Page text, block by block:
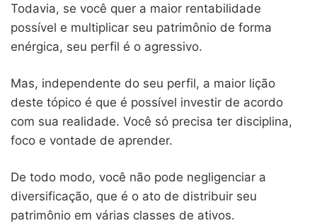
Todavia, se você quer a maior rentabilidade
possível e multiplicar seu patrimônio de forma
enérgica, seu perfil é o agressivo.
Mas, independente do seu perfil, a maior lição
deste tópico é que é possível investir de acordo
com sua realidade. Você só precisa ter disciplina,
foco e vontade de aprender.
De todo modo, você não pode negligenciar a
diversificação, que é o ato de distribuir seu
patrimônio em várias classes de ativos.